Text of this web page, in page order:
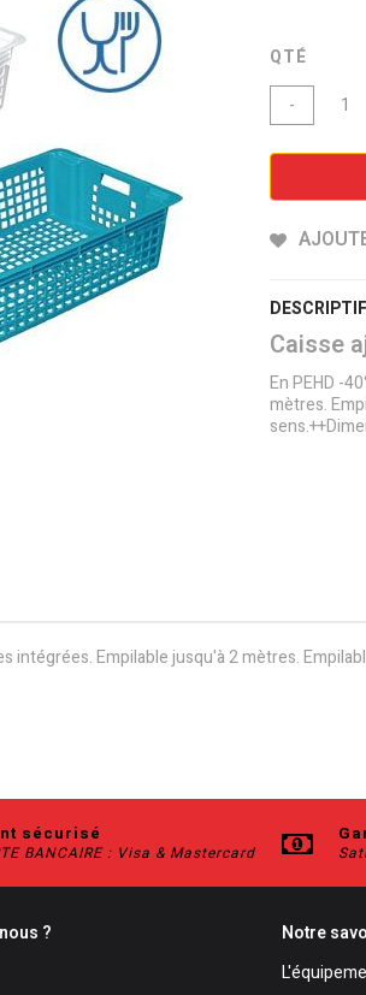
QTÉ
-
DESCRIPTIF
Caisse
En PEHD -
mètres.
intégrées. Empilable jusqu'à 2 mètres.
sécurisé
BANCAIRE : Visa & Mastercard
?
Notre